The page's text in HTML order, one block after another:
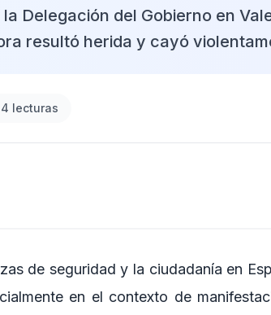
Delegación del Gobierno en
resultó herida y cayó
4 lecturas
de seguridad y la ciudadanía en
en el contexto de